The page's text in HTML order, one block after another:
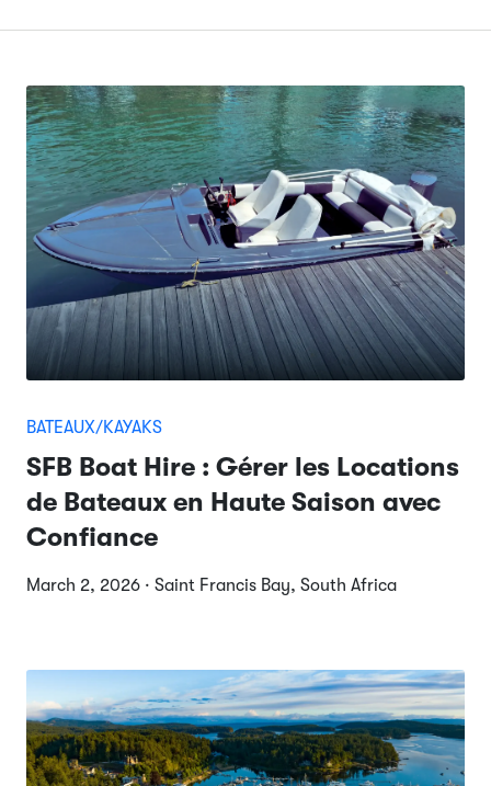
BATEAUX/KAYAKS
SFB Boat Hire : Gérer les Locations
de Bateaux en Haute Saison avec
Confiance
March 2, 2026 · Saint Francis Bay, South Africa